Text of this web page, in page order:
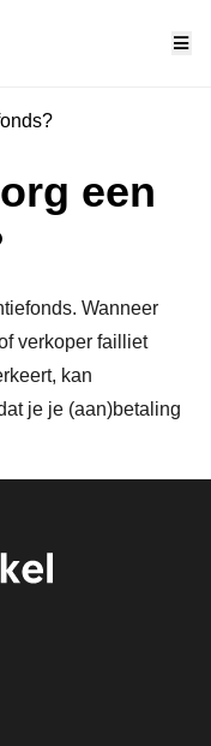
een
Wanneer
verkoper failliet
kan
je je (aan)betaling